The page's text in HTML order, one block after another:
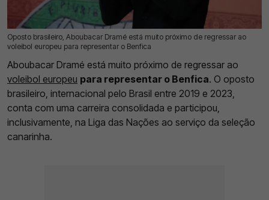
Oposto brasileiro, Aboubacar Dramé está muito próximo de regressar ao
voleibol europeu para representar o Benfica
08 Jul 2026 | 17:31 | 0
Aboubacar Dramé está muito próximo de regressar ao
voleibol europeu para representar o Benfica. O oposto
brasileiro, internacional pelo Brasil entre 2019 e 2023,
conta com uma carreira consolidada e participou,
inclusivamente, na Liga das Nações ao serviço da seleção
canarinha.